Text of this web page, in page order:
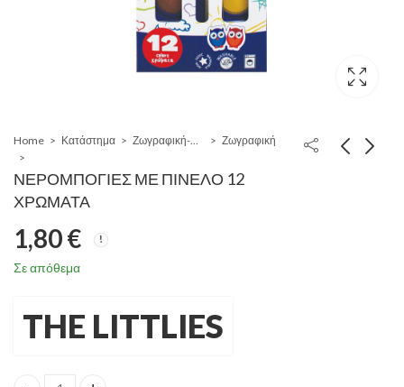
Home Κατάστημα Ζωγραφική-Χειροτεχνία-Σχέδιο Ζωγραφική
ΝΕΡΟΜΠΟΓΙΕΣ ΜΕ ΠΙΝΕΛΟ 12
ΧΡΩΜΑΤΑ
1,80€
Σε απόθεμα
THE LITTLIES